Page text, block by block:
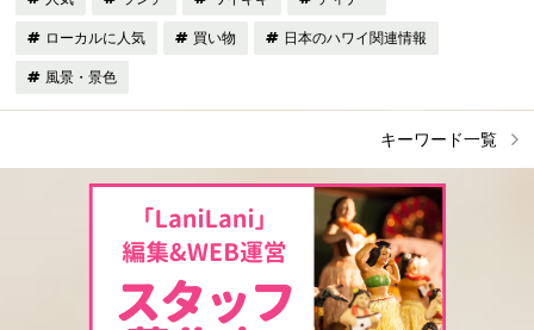
ローカルに人気 買い物 日本のハワイ関連情報
風景・景色
キーワード一覧